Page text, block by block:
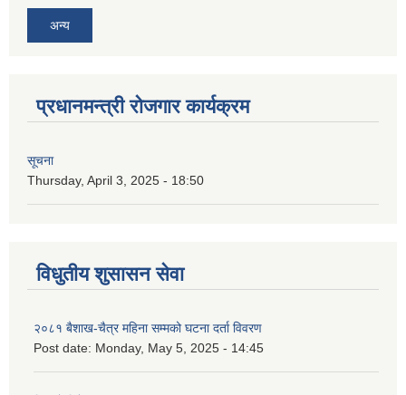
अन्य
प्रधानमन्त्री रोजगार कार्यक्रम
सूचना
Thursday, April 3, 2025 - 18:50
विधुतीय शुसासन सेवा
२०८१ बैशाख-चैत्र महिना सम्मको घटना दर्ता विवरण
Post date: Monday, May 5, 2025 - 14:45